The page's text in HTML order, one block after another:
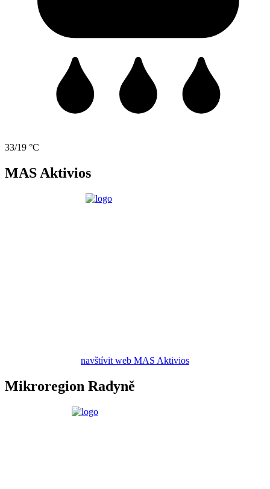
33/19 °C
MAS Aktivios
navštívit web MAS Aktivios
Mikroregion Radyně